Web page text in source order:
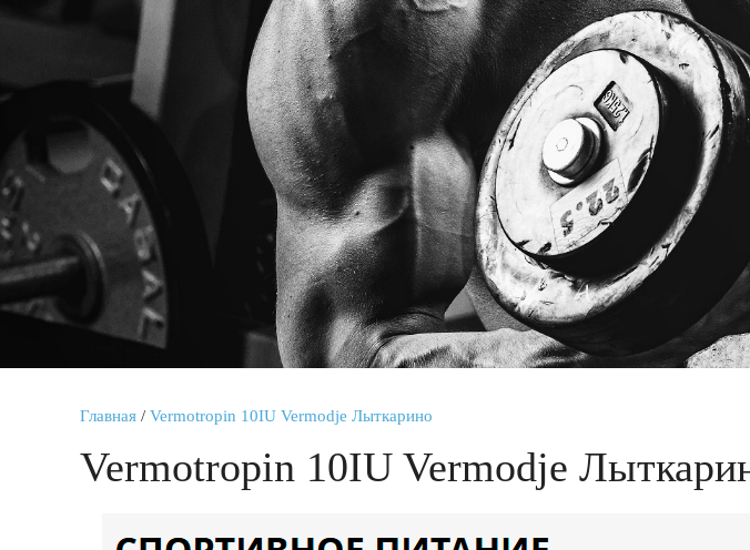
Главная / Vermotropin 10IU Vermodje Лыткарино
Vermotropin 10IU Vermodje